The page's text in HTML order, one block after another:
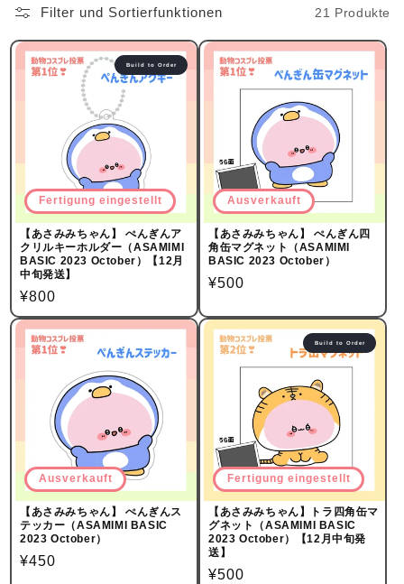
Filter und Sortierfunktionen 21 Produkte
Fertigung eingestellt
【あさみみちゃん】 ぺんぎんア
クリルキーホルダー（ASAMIMI
BASIC 2023 October）【12月
中旬発送】
Normalpreis
¥800
Build to Order
Ausverkauft
【あさみみちゃん】 ぺんぎん四
角缶マグネット（ASAMIMI
BASIC 2023 October）
Normalpreis
¥500
Ausverkauft
【あさみみちゃん】 ぺんぎんス
テッカー（ASAMIMI BASIC
2023 October）
Normalpreis
¥450
Fertigung eingestellt
【あさみみちゃん】トラ四角缶マ
グネット（ASAMIMI BASIC
2023 October）【12月中旬発
送】
Normalpreis
¥500
Build to Order